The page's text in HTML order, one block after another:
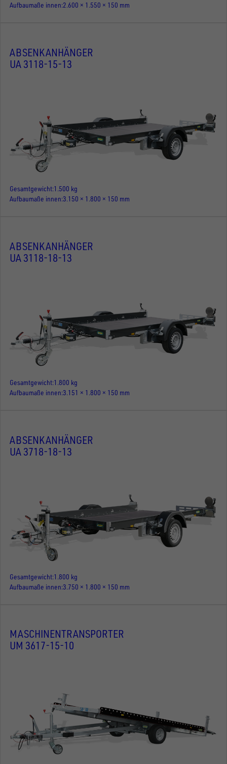
Aufbaumaße innen 2.600 × 1.550 × 150 mm
ABSENKANHÄNGER
UA 3118-15-13
Gesamtgewicht 1.500 kg
Aufbaumaße innen 3.150 × 1.800 × 150 mm
ABSENKANHÄNGER
UA 3118-18-13
Gesamtgewicht 1.800 kg
Aufbaumaße innen 3.151 × 1.800 × 150 mm
ABSENKANHÄNGER
UA 3718-18-13
Gesamtgewicht 1.800 kg
Aufbaumaße innen 3.750 × 1.800 × 150 mm
MASCHINENTRANSPORTER
UM 3617-15-10